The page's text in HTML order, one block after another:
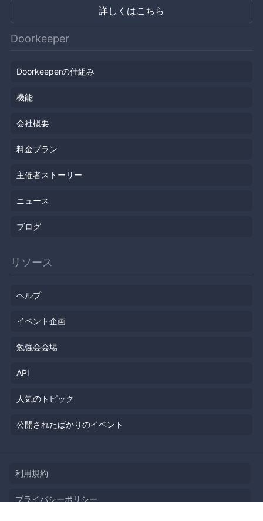
詳しくはこちら
Doorkeeper
Doorkeeperの仕組み
機能
会社概要
料金プラン
主催者ストーリー
ニュース
ブログ
リソース
ヘルプ
イベント企画
勉強会会場
API
人気のトピック
公開されたばかりのイベント
利用規約
プライバシーポリシー